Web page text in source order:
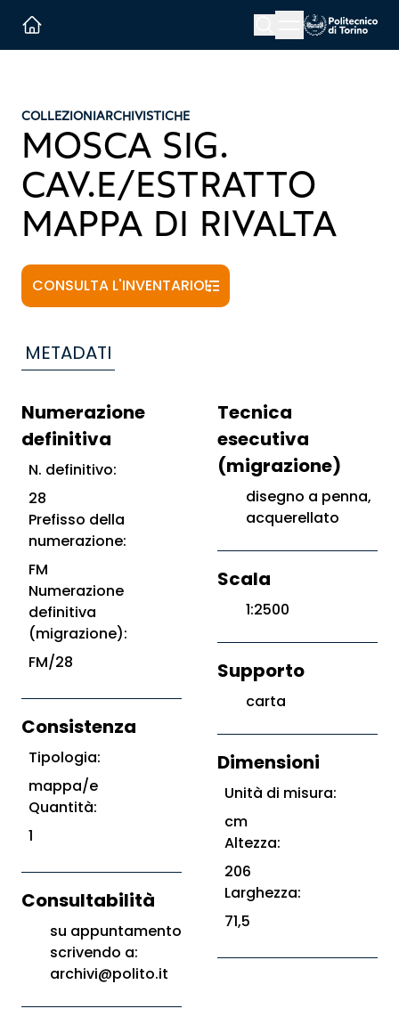
Menu button
COLLEZIONIARCHIVISTICHE
MOSCA SIG.
CAV.E/ESTRATTO
MAPPA DI RIVALTA
CONSULTA L'INVENTARIO
METADATI
Numerazione
definitiva
N. definitivo:
28
Prefisso della
numerazione:
FM
Numerazione
definitiva
(migrazione):
FM/28
Consistenza
Tipologia:
mappa/e
Quantità:
1
Consultabilità
su appuntamento
scrivendo a:
archivi@polito.it
Tecnica
esecutiva
(migrazione)
disegno a penna,
acquerellato
Scala
1:2500
Supporto
carta
Dimensioni
Unità di misura:
cm
Altezza:
206
Larghezza:
71,5